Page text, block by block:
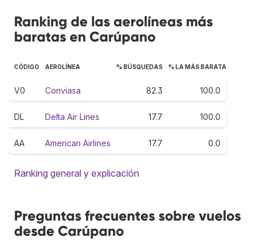
Ranking de las aerolíneas más
baratas en Carúpano
CÓDIGO AEROLÍNEA % BÚSQUEDAS % LA MÁS BARATA
V0 Conviasa 82.3 100.0
DL Delta Air Lines 17.7 100.0
AA American Airlines 17.7 0.0
Ranking general y explicación
Preguntas frecuentes sobre vuelos
desde Carúpano